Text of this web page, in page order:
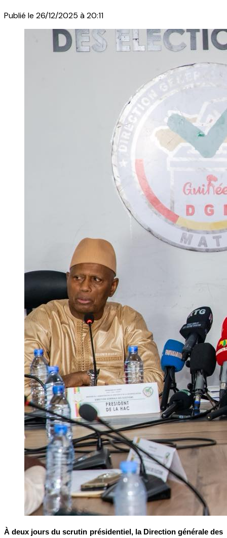
Publié le 26/12/2025 à 20:11
À deux jours du scrutin présidentiel, la Direction générale des